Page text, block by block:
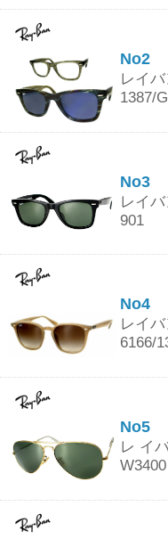
No2
レイ
1387/
No3
レイ
901
No4
レイ
6166/
No5
レ イ
W3400